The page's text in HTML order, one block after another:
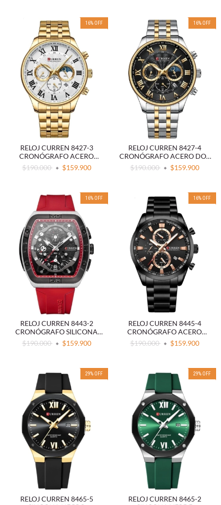
16% OFF
RELOJ CURREN 8427-3
CRONÓGRAFO ACERO
DORADO
$190.000 $159.900
16% OFF
RELOJ CURREN 8427-4
CRONÓGRAFO ACERO DOS
TONOS
$190.000 $159.900
16% OFF
RELOJ CURREN 8443-2
CRONÓGRAFO SILICONA
ROJO
$190.000 $159.900
16% OFF
RELOJ CURREN 8445-4
CRONÓGRAFO ACERO
NEGRO
$190.000 $159.900
29% OFF
RELOJ CURREN 8465-5
29% OFF
RELOJ CURREN 8465-2